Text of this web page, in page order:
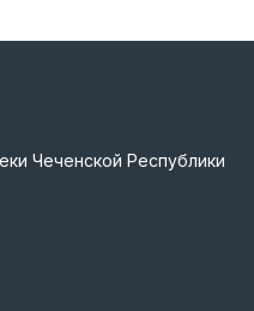
Чеченской Республики